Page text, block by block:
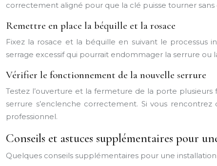
correctement aligné pour que la clé puisse tourner sans
Remettre en place la béquille et la rosace
Fixez la rosace et la béquille en suivant le processus
serrage excessif qui pourrait endommager la serrure ou
Vérifier le fonctionnement de la nouvelle serrure
Testez l’ouverture et la fermeture de la porte
serrure s’enclenche correctement. Si vous
professionnel.
Conseils et astuces supplémentaires pour
Quelques conseils supplémentaires pour une